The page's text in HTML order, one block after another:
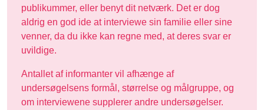
publikummer, eller benyt dit netværk. Det er dog
aldrig en god ide at interviewe sin familie eller sine
venner, da du ikke kan regne med, at deres svar er
uvildige.
Antallet af informanter vil afhænge af
undersøgelsens formål, størrelse og målgruppe, og
om interviewene supplerer andre undersøgelser.